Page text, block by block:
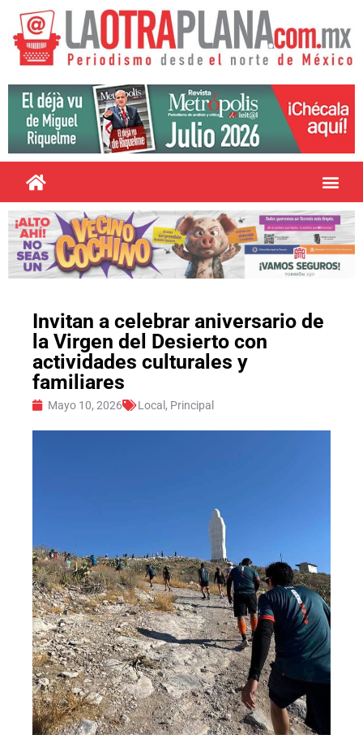
Invitan a celebrar aniversario de
la Virgen del Desierto con
actividades culturales y
familiares
Mayo 10, 2026 Local , Principal